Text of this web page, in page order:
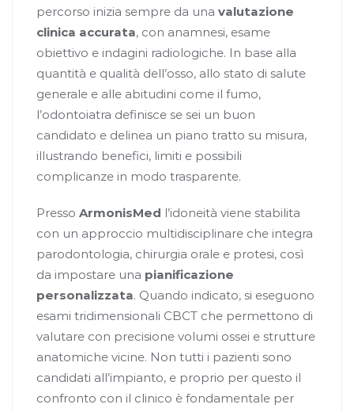
percorso inizia sempre da una valutazione
clinica accurata, con anamnesi, esame
obiettivo e indagini radiologiche. In base alla
quantità e qualità dell’osso, allo stato di salute
generale e alle abitudini come il fumo,
l’odontoiatra definisce se sei un buon
candidato e delinea un piano tratto su misura,
illustrando benefici, limiti e possibili
complicanze in modo trasparente.
Presso ArmonisMed l’idoneità viene stabilita
con un approccio multidisciplinare che integra
parodontologia, chirurgia orale e protesi, così
da impostare una pianificazione
personalizzata. Quando indicato, si eseguono
esami tridimensionali CBCT che permettono di
valutare con precisione volumi ossei e strutture
anatomiche vicine. Non tutti i pazienti sono
candidati all’impianto, e proprio per questo il
confronto con il clinico è fondamentale per